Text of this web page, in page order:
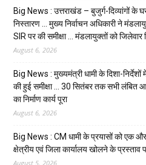
Big News : उत्तराखंड – बुजुर्ग-दिव्यांगों के
निस्तारण … मुख्य निर्वाचन अधिकारी ने
SIR पर की समीक्षा … मंडलायुक्तों को
August 6, 2026
Big News : मुख्यमंत्री धामी के दिशा-
की हुई समीक्षा … 30 सितंबर तक सभी लंबित
का निर्माण कार्य पूरा
August 6, 2026
Big News : CM धामी के प्रयासों को एक
क्षेत्रीय एवं जिला कार्यालय खोलने के प्रस्ताव
August 5, 2026